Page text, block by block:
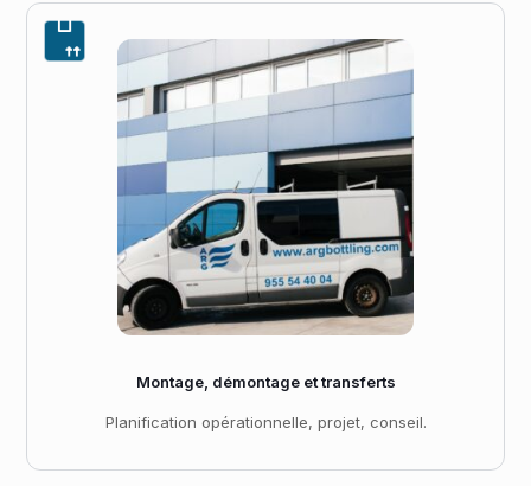
Montage, démontage et transferts
Planification opérationnelle, projet, conseil.